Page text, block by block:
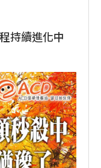
持續進化中